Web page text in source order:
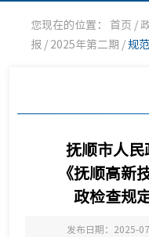
您现在的位置： 首页 /
报 / 2025年第二期 /规
抚顺市人
《抚顺高新
政检查规
发布日期：2025-